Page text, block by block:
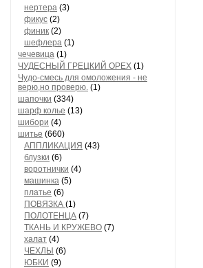
нертера (3)
фикус (2)
финик (2)
шефлера (1)
чечевица (1)
ЧУДЕСНЫЙ ГРЕЦКИЙ ОРЕХ (1)
Чудо-смесь для омоложения - не
верю,но проверю. (1)
шапочки (334)
шарф колье (13)
шибори (4)
шитье (660)
АППЛИКАЦИЯ (43)
блузки (6)
воротнички (4)
машинка (5)
платье (6)
ПОВЯЗКА (1)
ПОЛОТЕНЦА (7)
ТКАНЬ И КРУЖЕВО (7)
халат (4)
ЧЕХЛЫ (6)
ЮБКИ (9)